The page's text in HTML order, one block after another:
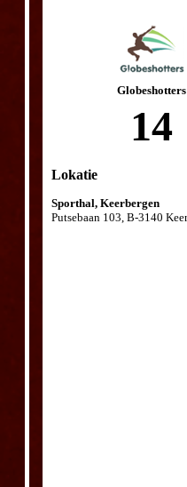
Globeshotters
14
Lokatie
Sporthal, Keerbergen
Putsebaan 103, B-3140